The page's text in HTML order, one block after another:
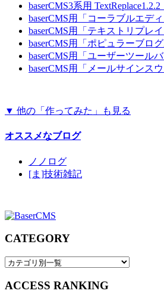
baserCMS3系用
baserCMS用「コーラブルエデ
baserCMS用「テキストリプレ
baserCMS用「ポピュラーブロ
baserCMS用「ユーザーツール
baserCMS用「メールサインス
▼ 他の「作ってみた」も見る
オススメなブログ
ノノログ
[ま]技術雑記
CATEGORY
ACCESS RANKING